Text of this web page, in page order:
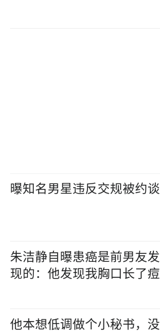
曝知名男星违反交规被约谈
朱洁静自曝患癌是前男友发
现的：他发现我胸口长了痘
他本想低调做个小秘书，没